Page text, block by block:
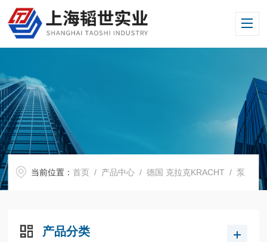
当前位置：首页 / 产品中心 /德国 克拉克KRACHT / 泵
产品分类